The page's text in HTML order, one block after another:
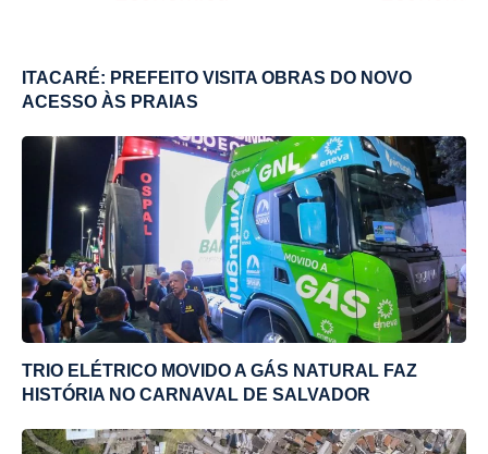
ITACARÉ: PREFEITO VISITA OBRAS DO NOVO
ACESSO ÀS PRAIAS
TRIO ELÉTRICO MOVIDO A GÁS NATURAL FAZ
HISTÓRIA NO CARNAVAL DE SALVADOR